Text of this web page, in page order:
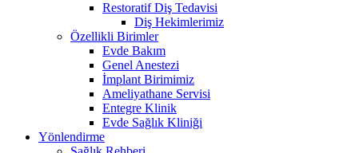
Restoratif Diş Tedavisi
Diş Hekimlerimiz
Özellikli Birimler
Evde Bakım
Genel Anestezi
İmplant Birimimiz
Ameliyathane Servisi
Entegre Klinik
Evde Sağlık Kliniği
Yönlendirme